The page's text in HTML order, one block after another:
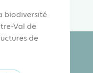
biodiversité
Val de
de